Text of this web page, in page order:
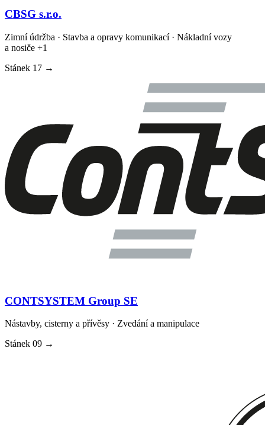
CBSG s.r.o.
Zimní údržba · Stavba a opravy komunikací · Nákladní vozy
a nosiče +1
Stánek 17 →
CONTSYSTEM Group SE
Nástavby, cisterny a přívěsy · Zvedání a manipulace
Stánek 09 →